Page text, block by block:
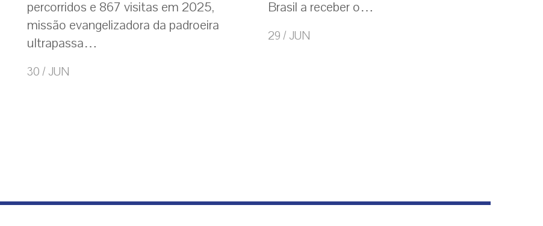
percorridos e 867 visitas em 2025,
missão evangelizadora da padroeira
ultrapassa…
30 / JUN
Brasil a receber o…
29 / JUN